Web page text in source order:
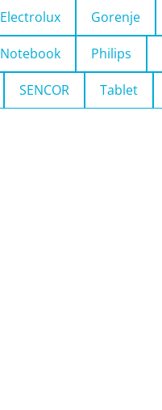
Electrolux Gorenje
Notebook Philips
SENCOR Tablet